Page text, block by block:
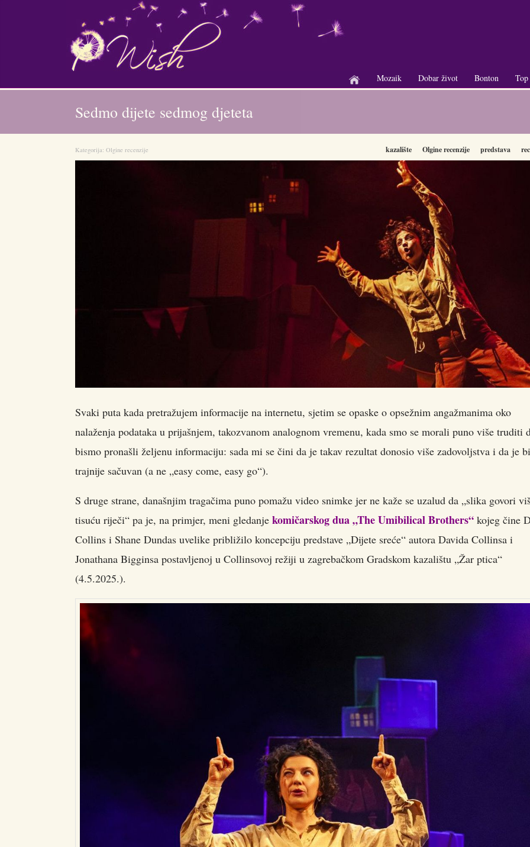
+
Mozaik
+
Dobar život
+
Bonton
Sedmo dijete sedmog djeteta
Kategorija: Olgine recenzije kazalište Olgine recenzije predstava
Svaki puta kada pretražujem informacije na internetu, sjetim se opaske o opsežnim angažmanima oko
nalaženja podataka u prijašnjem, takozvanom analognom vremenu, kada smo se morali puno više truditi
bismo pronašli željenu informaciju: sada mi se čini da je takav rezultat donosio više zadovoljstva i da je
trajnije sačuvan (a ne „easy come, easy go“).
S druge strane, današnjim tragačima puno pomažu video snimke jer ne kaže se uzalud da „slika govori
tisuću riječi“ pa je, na primjer, meni gledanje komičarskog dua „The Umibilical Brothers“ kojeg čine
Collins i Shane Dundas uvelike približilo koncepciju predstave „Dijete sreće“ autora Davida Collinsa i
Jonathana Bigginsa postavljenoj u Collinsovoj režiji u zagrebačkom Gradskom kazalištu „Žar ptica“
(4.5.2025.).